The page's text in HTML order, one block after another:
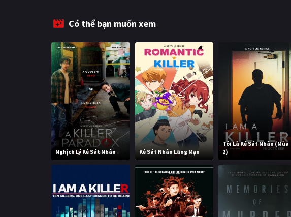
Có thể bạn muốn xem
Nghịch Lý Kẻ Sát Nhân Kẻ Sát Nhân Lãng Mạn
Tôi Là Kẻ Sát Nhân (Mùa
2)